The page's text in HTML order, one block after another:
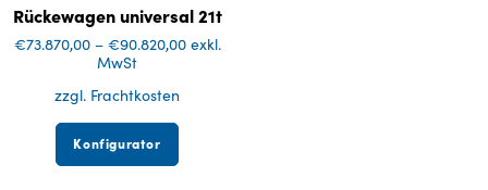
Rückewagen universal 21t
€73.870,00 – €90.820,00 exkl.
MwSt
zzgl. Frachtkosten
Konfigurator